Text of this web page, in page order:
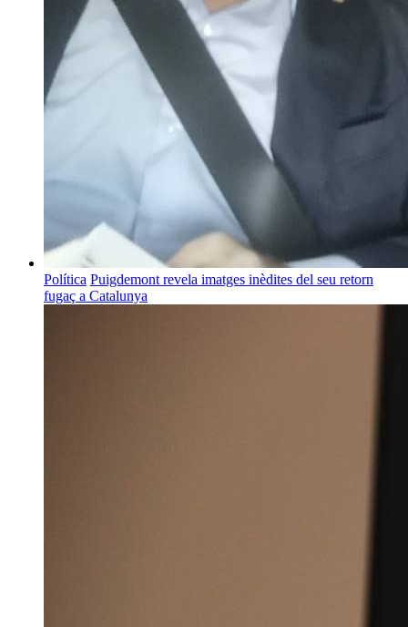
Política Puigdemont revela imatges inèdites del seu retorn
fugaç a Catalunya